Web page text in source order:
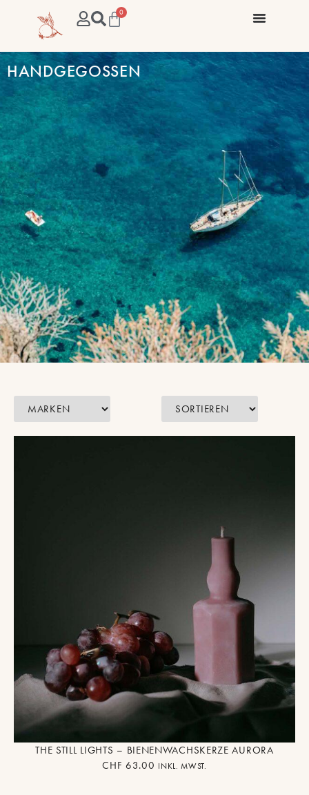
0
HANDGEGOSSEN
THE STILL LIGHTS – BIENENWACHSKERZE AURORA
CHF 63.00 INKL. MWST.